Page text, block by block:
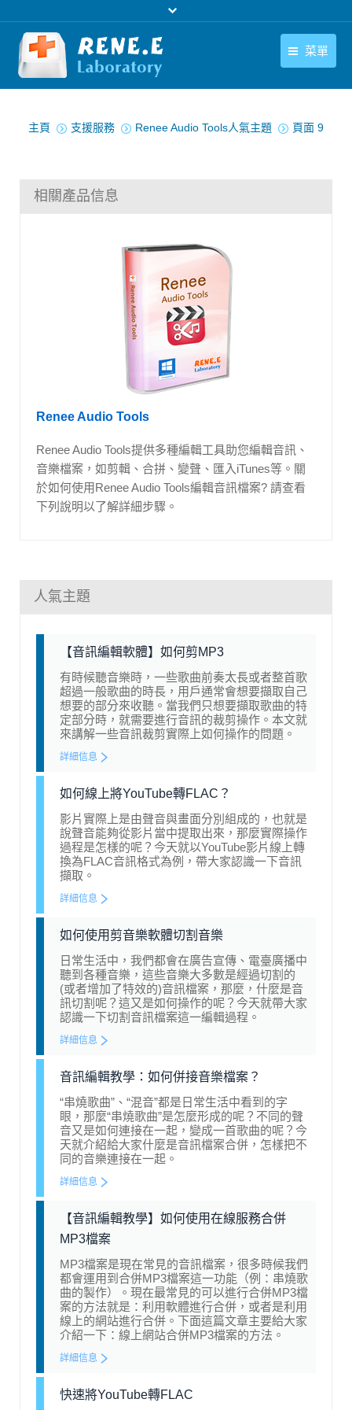
菜單
繁體中文
主頁 支援服務 Renee Audio Tools人氣主題 頁面 9
相關產品信息
Renee Audio Tools
Renee Audio Tools提供多種編輯工具助您編輯音訊、
音樂檔案，如剪輯、合拼、變聲、匯入iTunes等。關
於如何使用Renee Audio Tools編輯音訊檔案? 請查看
下列說明以了解詳細步驟。
人氣主題
【音訊編輯軟體】如何剪MP3
有時候聽音樂時，一些歌曲前奏太長或者整首歌
超過一般歌曲的時長，用戶通常會想要擷取自己
想要的部分來收聽。當我們只想要擷取歌曲的特
定部分時，就需要進行音訊的裁剪操作。本文就
來講解一些音訊裁剪實際上如何操作的問題。
詳細信息
如何線上將YouTube轉FLAC？
影片實際上是由聲音與畫面分別組成的，也就是
說聲音能夠從影片當中提取出來，那麼實際操作
過程是怎樣的呢？今天就以YouTube影片線上轉
換為FLAC音訊格式為例，帶大家認識一下音訊
擷取。
詳細信息
如何使用剪音樂軟體切割音樂
日常生活中，我們都會在廣告宣傳、電臺廣播中
聽到各種音樂，這些音樂大多數是經過切割的
(或者增加了特效的)音訊檔案，那麼，什麼是音
訊切割呢？這又是如何操作的呢？今天就帶大家
認識一下切割音訊檔案這一編輯過程。
詳細信息
音訊編輯教學：如何併接音樂檔案？
“串燒歌曲”、“混音”都是日常生活中看到的字
眼，那麼“串燒歌曲”是怎麼形成的呢？不同的聲
音又是如何連接在一起，變成一首歌曲的呢？今
天就介紹給大家什麼是音訊檔案合併，怎樣把不
同的音樂連接在一起。
詳細信息
【音訊編輯教學】如何使用在線服務合併
MP3檔案
MP3檔案是現在常見的音訊檔案，很多時候我們
都會運用到合併MP3檔案這一功能（例：串燒歌
曲的製作）。現在最常見的可以進行合併MP3檔
案的方法就是：利用軟體進行合併，或者是利用
線上的網站進行合併。下面這篇文章主要給大家
介紹一下：線上網站合併MP3檔案的方法。
詳細信息
快速將YouTube轉FLAC